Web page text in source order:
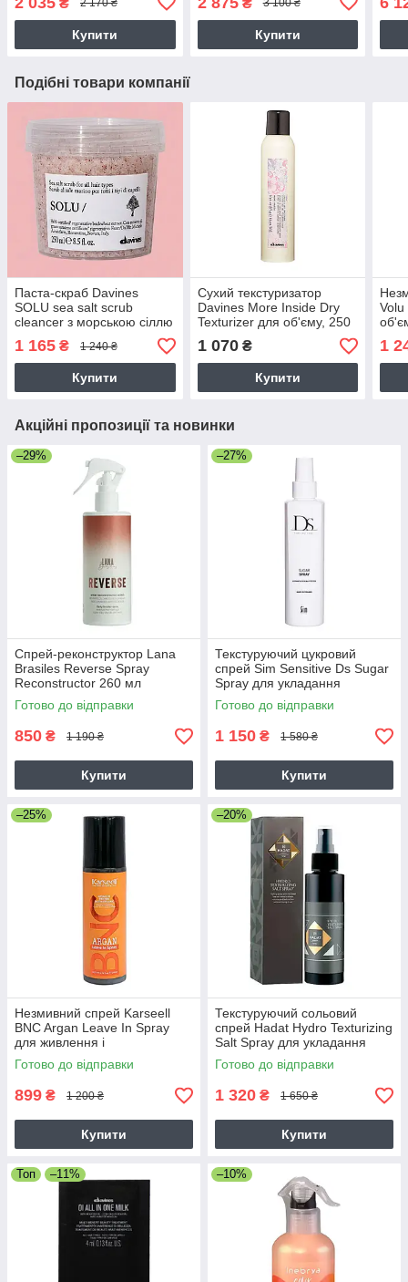
волосся, 250/150 мл
2 170 ₴
Купити
3 100 ₴
Купити
Подібні товари компанії
Паста-скраб Davines
SOLU sea salt scrub
cleancer з морською сіллю
для глибокого очищення
шкіри голови, 250 мл
1 165 ₴ 1 240 ₴
Купити
Сухий текстуризатор
Davines More Inside Dry
Texturizer для об'єму, 250
мл
1 070₴
Купити
1
Акційні пропозиції та новинки
–29%
Спрей-реконструктор Lana
Brasiles Reverse Spray
Reconstructor 260 мл
Готово до відправки
850 ₴ 1 190 ₴
Купити
–27%
Текстуруючий цукровий
спрей Sim Sensitive Ds Sugar
Spray для укладання
волосся, 200 мл
Готово до відправки
1 150 ₴ 1 580 ₴
Купити
–25%
Незмивний спрей Karseell
BNC Argan Leave In Spray
для живлення і
розладжування волосся, 200
мл
Готово до відправки
899 ₴ 1 200 ₴
Купити
–20%
Текстуруючий сольовий
спрей Hadat Hydro Texturizing
Salt Spray для укладання
волосся, 110 мл
Готово до відправки
1 320 ₴ 1 650 ₴
Купити
Топ –11% –10%